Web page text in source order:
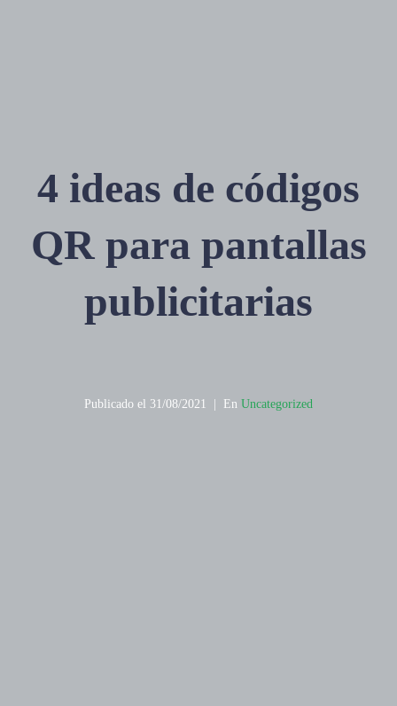
4 ideas de códigos
QR para pantallas
publicitarias
Publicado el 31/08/2021 En Uncategorized